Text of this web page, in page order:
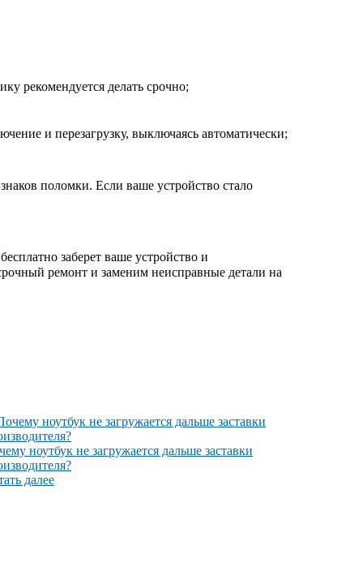
рекомендуется делать срочно;
и перезагрузку, выключаясь автоматически;
поломки. Если ваше устройство стало
заберет ваше устройство и
ремонт и заменим неисправные детали на
ноутбук не загружается дальше заставки
далее